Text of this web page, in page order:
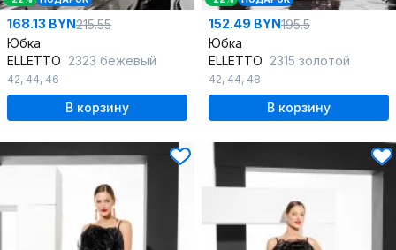
168.13 BYN215.55
Юбка
ELLETTO 2323 бежевый
42, 44, 46
В корзину
152.49 BYN195.5
Юбка
ELLETTO 2315 золотой
42, 44, 48
В корзину